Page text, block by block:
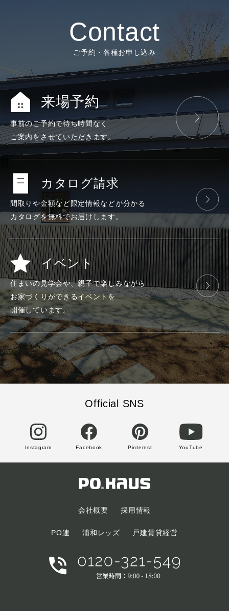
Contact
ご予約・各種お申し込み
来場予約
事前のご予約で待ち時間なく
ご案内をさせていただきます。
カタログ請求
間取りや金額など限定情報などが分かる
カタログを無料でお届けします。
イベント
住まいの見学会や、親子で楽しみながら
お家づくりができるイベントを
開催しています。
Official SNS
Instagram Facebook Pinterest YouTube
会社概要 採用情報
PO連 浦和レッズ 戸建賃貸経営